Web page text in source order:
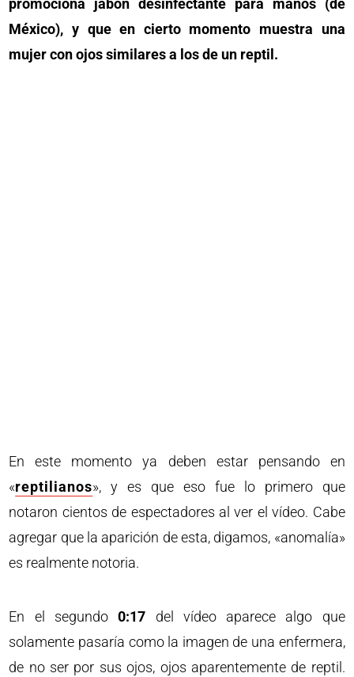
promociona jabón desinfectante para manos (de
México), y que en cierto momento muestra una
mujer con ojos similares a los de un reptil.
En este momento ya deben estar pensando en
«reptilianos», y es que eso fue lo primero que
notaron cientos de espectadores al ver el vídeo. Cabe
agregar que la aparición de esta, digamos, «anomalía»
es realmente notoria.
En el segundo0:17 del vídeo aparece algo que
solamente pasaría como la imagen de una enfermera,
de no ser por sus ojos, ojos aparentemente de reptil.